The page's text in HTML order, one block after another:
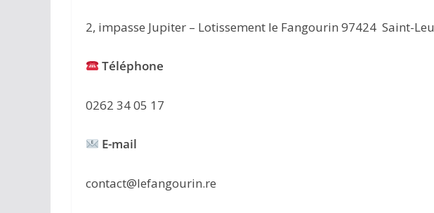
2, impasse Jupiter – Lotissement le Fangourin 97424 Saint-Leu
Téléphone
0262 34 05 17
E-mail
contact@lefangourin.re